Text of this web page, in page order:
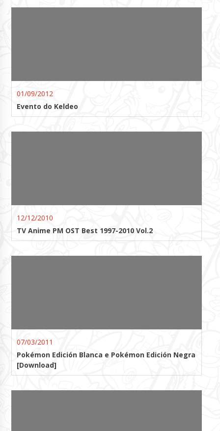
01/09/2012
Evento do Keldeo
12/12/2010
TV Anime PM OST Best 1997-2010 Vol.2
07/03/2011
Pokémon Edición Blanca e Pokémon Edición Negra
[Download]